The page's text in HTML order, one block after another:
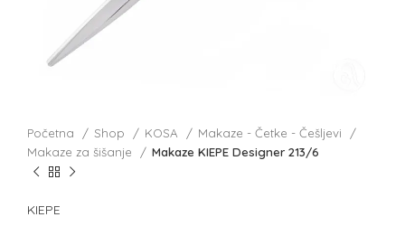
Početna Shop KOSA
Makaze - Četke - Češljevi
Makaze za šišanje
Makaze KIEPE Designer 213/6
KIEPE